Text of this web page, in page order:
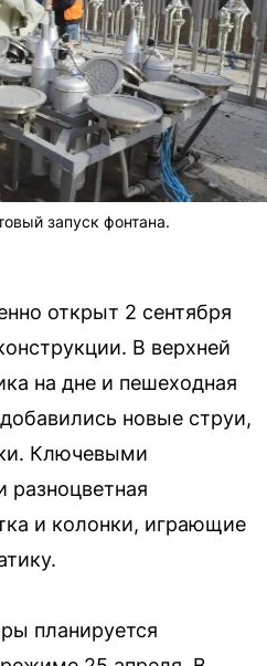
запуск фонтана.
открыт 2 сентября
В верхней
на дне и пешеходная
новые струи,
Ключевыми
разноцветная
и колонки, играющие
планируется